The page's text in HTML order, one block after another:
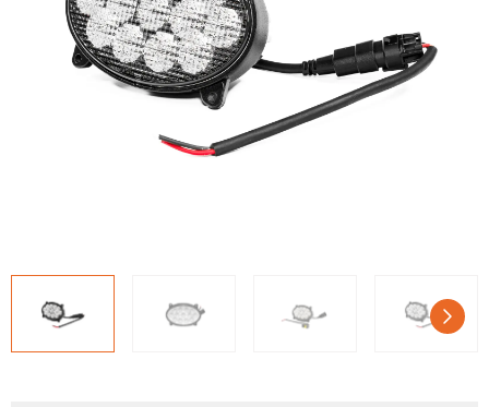
LED voordeelpakketten
Overige producten
LED voordeelpakketten
Overige producten